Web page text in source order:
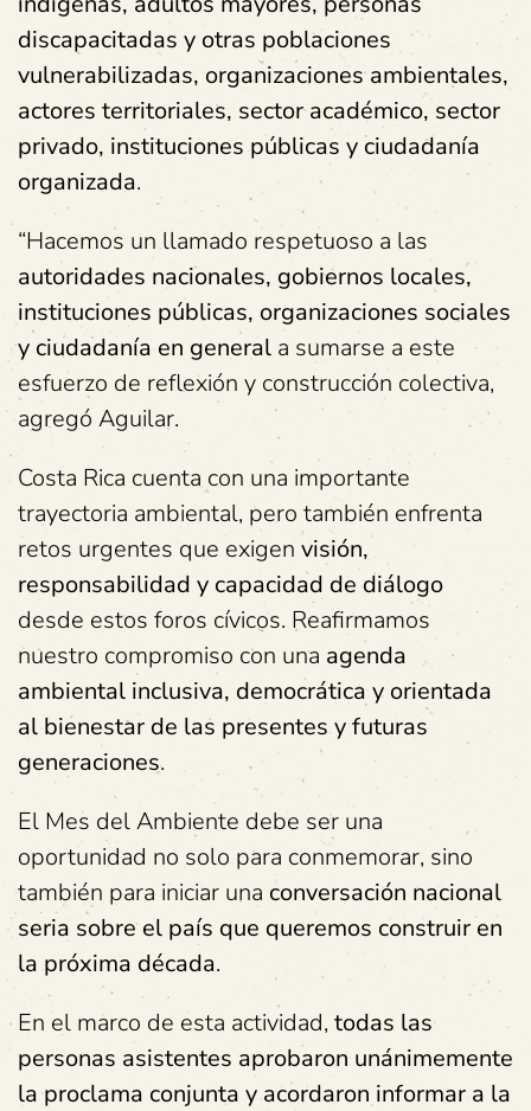
discapacitadas y otras poblaciones
vulnerabilizadas, organizaciones ambientales,
actores territoriales, sector académico, sector
privado, instituciones públicas y ciudadanía
organizada.
“Hacemos un llamado respetuoso a las
autoridades nacionales, gobiernos locales,
instituciones públicas, organizaciones sociales
y ciudadanía en general a sumarse a este
esfuerzo de reflexión y construcción colectiva,
agregó Aguilar.
Costa Rica cuenta con una importante
trayectoria ambiental, pero también enfrenta
retos urgentes que exigen visión,
responsabilidad y capacidad de diálogo
desde estos foros cívicos. Reafirmamos
nuestro compromiso con una agenda
ambiental inclusiva, democrática y orientada
al bienestar de las presentes y futuras
generaciones.
El Mes del Ambiente debe ser una
oportunidad no solo para conmemorar, sino
también para iniciar una conversación nacional
seria sobre el país que queremos construir en
la próxima década.
En el marco de esta actividad, todas las
personas asistentes aprobaron unánimemente
la proclama conjunta y acordaron informar a la